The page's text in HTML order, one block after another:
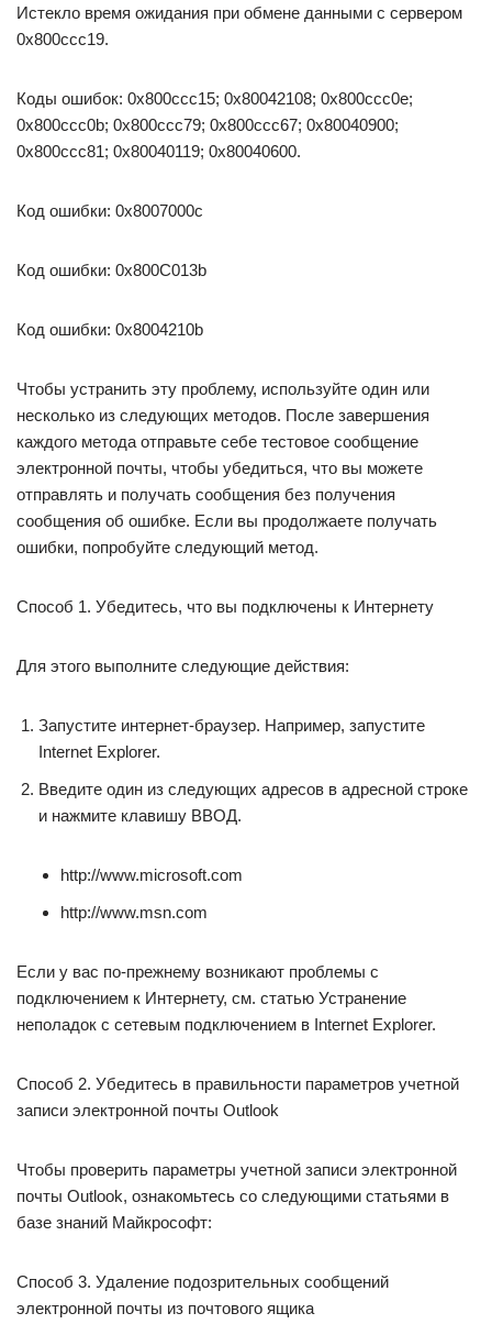
Истекло время ожидания при обмене данными с сервером
0x800ccc19.
Коды ошибок: 0x800ccc15; 0x80042108; 0x800ccc0e;
0x800ccc0b; 0x800ccc79; 0x800ccc67; 0x80040900;
0x800ccc81; 0x80040119; 0x80040600.
Код ошибки: 0x8007000c
Код ошибки: 0x800C013b
Код ошибки: 0x8004210b
Чтобы устранить эту проблему, используйте один или
несколько из следующих методов. После завершения
каждого метода отправьте себе тестовое сообщение
электронной почты, чтобы убедиться, что вы можете
отправлять и получать сообщения без получения
сообщения об ошибке. Если вы продолжаете получать
ошибки, попробуйте следующий метод.
Способ 1. Убедитесь, что вы подключены к Интернету
Для этого выполните следующие действия:
Запустите интернет-браузер. Например, запустите
Internet Explorer.
Введите один из следующих адресов в адресной строке
и нажмите клавишу ВВОД.
http://www.microsoft.com
http://www.msn.com
Если у вас по-прежнему возникают проблемы с
подключением к Интернету, см. статью Устранение
неполадок с сетевым подключением в Internet Explorer.
Способ 2. Убедитесь в правильности параметров учетной
записи электронной почты Outlook
Чтобы проверить параметры учетной записи электронной
почты Outlook, ознакомьтесь со следующими статьями в
базе знаний Майкрософт:
Способ 3. Удаление подозрительных сообщений
электронной почты из почтового ящика